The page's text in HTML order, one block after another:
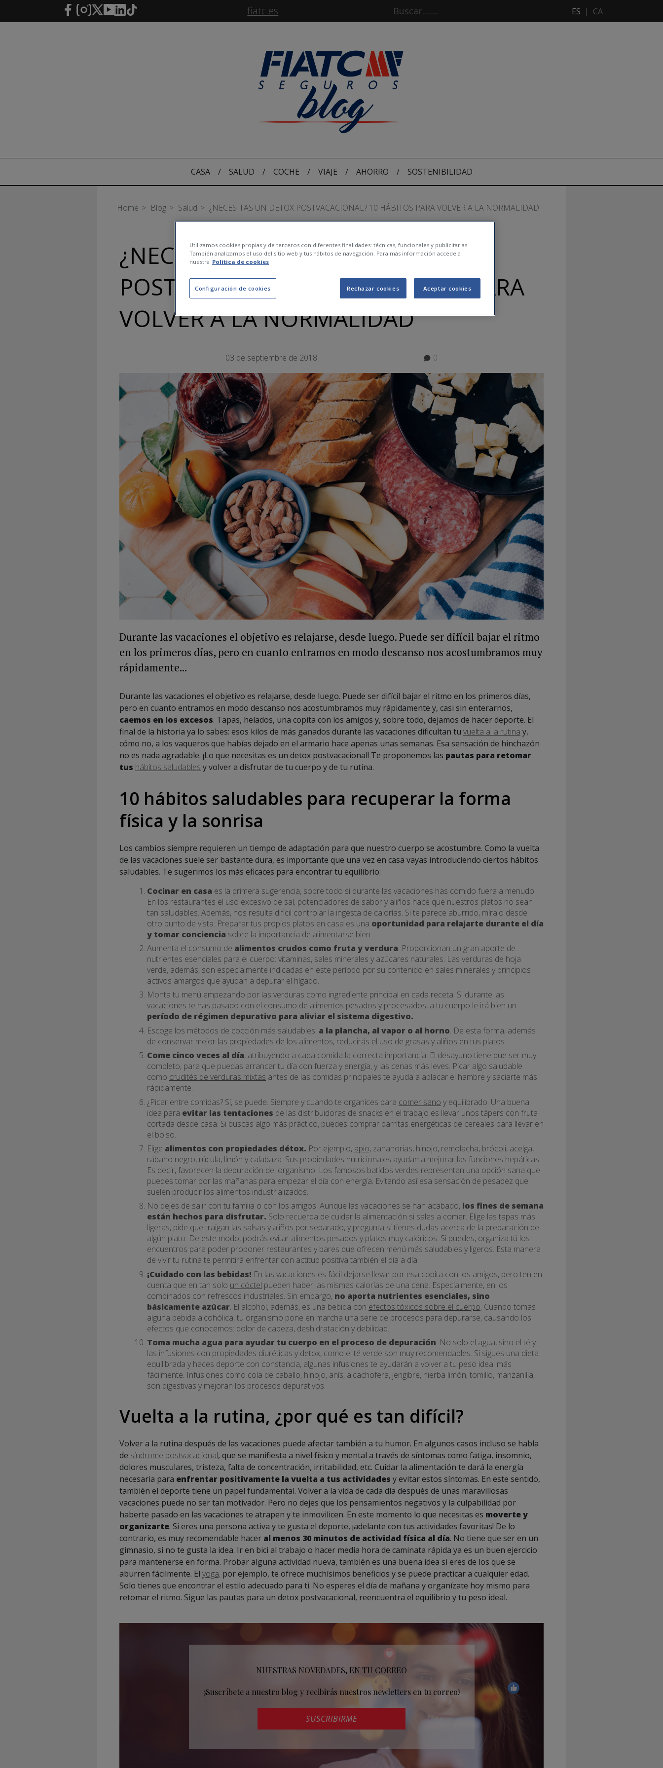
Saltar al contenido principal fiatc.es ES | CA
CASA / SALUD / COCHE / VIAJE / AHORRO / SOSTENIBILIDAD
Home Blog Salud ¿NECESITAS UN DETOX POSTVACACIONAL? 10 HÁBITOS PARA VOLVER A LA NORMALIDAD
¿NECESITAS UN DETOX
POSTVACACIONAL? 10 HÁBITOS PARA
VOLVER A LA NORMALIDAD
03 de septiembre de 2018 0
Durante las vacaciones el objetivo es relajarse, desde luego. Puede ser difícil bajar el ritmo
en los primeros días, pero en cuanto entramos en modo descanso nos acostumbramos muy
rápidamente...
Durante las vacaciones el objetivo es relajarse, desde luego. Puede ser difícil bajar el ritmo en los primeros días,
pero en cuanto entramos en modo descanso nos acostumbramos muy rápidamente y, casi sin enterarnos,
caemos en los excesos. Tapas, helados, una copita con los amigos y, sobre todo, dejamos de hacer deporte. El
final de la historia ya lo sabes: esos kilos de más ganados durante las vacaciones dificultan tu vuelta a la rutina y,
cómo no, a los vaqueros que habías dejado en el armario hace apenas unas semanas. Esa sensación de hinchazón
no es nada agradable. ¡Lo que necesitas es un detox postvacacional! Te proponemos las pautas para retomar
tus hábitos saludables y volver a disfrutar de tu cuerpo y de tu rutina.
10 hábitos saludables para recuperar la forma
física y la sonrisa
Los cambios siempre requieren un tiempo de adaptación para que nuestro cuerpo se acostumbre. Como la vuelta
de las vacaciones suele ser bastante dura, es importante que una vez en casa vayas introduciendo ciertos hábitos
saludables. Te sugerimos los más eficaces para encontrar tu equilibrio:
Cocinar en casa es la primera sugerencia, sobre todo si durante las vacaciones has comido fuera a menudo.
En los restaurantes el uso excesivo de sal, potenciadores de sabor y aliños hace que nuestros platos no sean
tan saludables. Además, nos resulta difícil controlar la ingesta de calorías. Si te parece aburrido, míralo desde
otro punto de vista. Preparar tus propios platos en casa es una oportunidad para relajarte durante el día
y tomar conciencia sobre la importancia de alimentarse bien.
Aumenta el consumo de alimentos crudos como fruta y verdura. Proporcionan un gran aporte de
nutrientes esenciales para el cuerpo: vitaminas, sales minerales y azúcares naturales. Las verduras de hoja
verde, además, son especialmente indicadas en este período por su contenido en sales minerales y principios
activos amargos que ayudan a depurar el hígado.
Monta tu menú empezando por las verduras como ingrediente principal en cada receta. Si durante las
vacaciones te has pasado con el consumo de alimentos pesados y procesados, a tu cuerpo le irá bien un
período de régimen depurativo para aliviar el sistema digestivo.
Escoge los métodos de cocción más saludables: a la plancha, al vapor o al horno. De esta forma, además
de conservar mejor las propiedades de los alimentos, reducirás el uso de grasas y aliños en tus platos.
Come cinco veces al día, atribuyendo a cada comida la correcta importancia. El desayuno tiene que ser muy
completo, para que puedas arrancar tu día con fuerza y energía, y las cenas más leves. Picar algo saludable
como crudités de verduras mixtas antes de las comidas principales te ayuda a aplacar el hambre y saciarte más
rápidamente.
¿Picar entre comidas? Sí, se puede. Siempre y cuando te organices para comer sano y equilibrado. Una buena
idea para evitar las tentaciones de las distribuidoras de snacks en el trabajo es llevar unos tápers con fruta
cortada desde casa. Si buscas algo más práctico, puedes comprar barritas energéticas de cereales para llevar en
el bolso.
Elige alimentos con propiedades détox. Por ejemplo, apio, zanahorias, hinojo, remolacha, brócoli, acelga,
rábano negro, rúcula, limón y calabaza. Sus propiedades nutricionales ayudan a mejorar las funciones hepáticas.
Es decir, favorecen la depuración del organismo. Los famosos batidos verdes representan una opción sana que
puedes tomar por las mañanas para empezar el día con energía. Evitando así esa sensación de pesadez que
suelen producir los alimentos industrializados.
No dejes de salir con tu familia o con los amigos. Aunque las vacaciones se han acabado, los fines de semana
están hechos para disfrutar. Solo recuerda de cuidar la alimentación si sales a comer. Elige las tapas más
ligeras, pide que traigan las salsas y aliños por separado, y pregunta si tienes dudas acerca de la preparación de
algún plato. De este modo, podrás evitar alimentos pesados y platos muy calóricos. Si puedes, organiza tú los
encuentros para poder proponer restaurantes y bares que ofrecen menú más saludables y ligeros. Esta manera
de vivir tu rutina te permitirá enfrentar con actitud positiva también el día a día.
¡Cuidado con las bebidas! En las vacaciones es fácil dejarse llevar por esa copita con los amigos, pero ten en
cuenta que en tan solo un cóctel pueden haber las mismas calorías de una cena. Especialmente, en los
combinados con refrescos industriales. Sin embargo, no aporta nutrientes esenciales, sino
básicamente azúcar. El alcohol, además, es una bebida con efectos tóxicos sobre el cuerpo. Cuando tomas
alguna bebida alcohólica, tu organismo pone en marcha una serie de procesos para depurarse, causando los
efectos que conocemos: dolor de cabeza, deshidratación y debilidad.
Toma mucha agua para ayudar tu cuerpo en el proceso de depuración. No solo el agua, sino el té y
las infusiones con propiedades diuréticas y detox, como el té verde son muy recomendables. Si sigues una dieta
equilibrada y haces deporte con constancia, algunas infusiones te ayudarán a volver a tu peso ideal más
fácilmente. Infusiones como cola de caballo, hinojo, anís, alcachofera, jengibre, hierba limón, tomillo, manzanilla,
son digestivas y mejoran los procesos depurativos.
Vuelta a la rutina, ¿por qué es tan difícil?
Volver a la rutina después de las vacaciones puede afectar también a tu humor. En algunos casos incluso se habla
de síndrome postvacacional, que se manifiesta a nivel físico y mental a través de síntomas como fatiga, insomnio,
dolores musculares, tristeza, falta de concentración, irritabilidad, etc. Cuidar la alimentación te dará la energía
necesaria para enfrentar positivamente la vuelta a tus actividades y evitar estos síntomas. En este sentido,
también el deporte tiene un papel fundamental. Volver a la vida de cada día después de unas maravillosas
vacaciones puede no ser tan motivador. Pero no dejes que los pensamientos negativos y la culpabilidad por
haberte pasado en las vacaciones te atrapen y te inmovilicen. En este momento lo que necesitas es moverte y
organizarte. Si eres una persona activa y te gusta el deporte, ¡adelante con tus actividades favoritas! De lo
contrario, es muy recomendable hacer al menos 30 minutos de actividad física al día. No tiene que ser en un
gimnasio, si no te gusta la idea. Ir en bici al trabajo o hacer media hora de caminata rápida ya es un buen ejercicio
para mantenerse en forma. Probar alguna actividad nueva, también es una buena idea si eres de los que se
aburren fácilmente. El yoga, por ejemplo, te ofrece muchísimos beneficios y se puede practicar a cualquier edad.
Solo tienes que encontrar el estilo adecuado para ti. No esperes el día de mañana y organízate hoy mismo para
retomar el ritmo. Sigue las pautas para un detox postvacacional, reencuentra el equilibrio y tu peso ideal.
NUESTRAS NOVEDADES, EN TU CORREO
¡Suscríbete a nuestro blog y recibirás nuestros newletters en tu correo!
SUSCRIBIRME
Utilizamos cookies propias y de terceros con diferentes finalidades: técnicas, funcionales y publicitarias.
También analizamos el uso del sitio web y tus hábitos de navegación. Para más información accede a
nuestra Política de cookies
Configuración de cookies Rechazar cookies Aceptar cookies